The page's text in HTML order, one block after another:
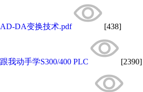
AD-DA变换技术.pdf [438]
跟我动手学S300/400 PLC [2390]